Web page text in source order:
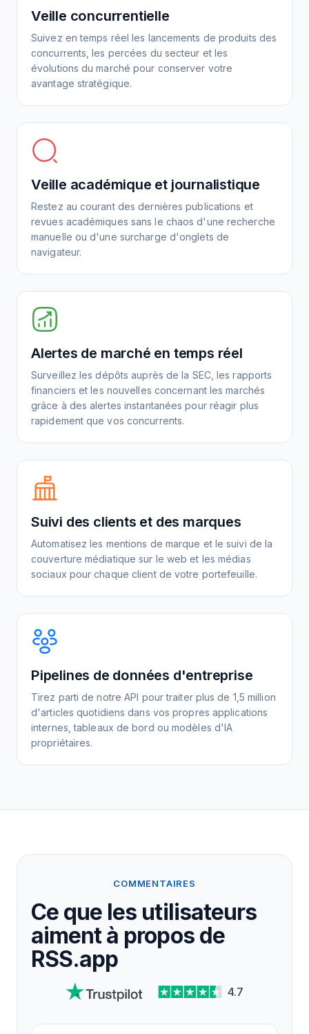
Veille concurrentielle
Suivez en temps réel les lancements de produits des
concurrents, les percées du secteur et les
évolutions du marché pour conserver votre
avantage stratégique.
Veille académique et journalistique
Restez au courant des dernières publications et
revues académiques sans le chaos d'une recherche
manuelle ou d'une surcharge d'onglets de
navigateur.
Alertes de marché en temps réel
Surveillez les dépôts auprès de la SEC, les rapports
financiers et les nouvelles concernant les marchés
grâce à des alertes instantanées pour réagir plus
rapidement que vos concurrents.
Suivi des clients et des marques
Automatisez les mentions de marque et le suivi de la
couverture médiatique sur le web et les médias
sociaux pour chaque client de votre portefeuille.
Pipelines de données d'entreprise
Tirez parti de notre API pour traiter plus de 1,5 million
d'articles quotidiens dans vos propres applications
internes, tableaux de bord ou modèles d'IA
propriétaires.
COMMENTAIRES
Ce que les utilisateurs
aiment à propos de
RSS.app
4.7